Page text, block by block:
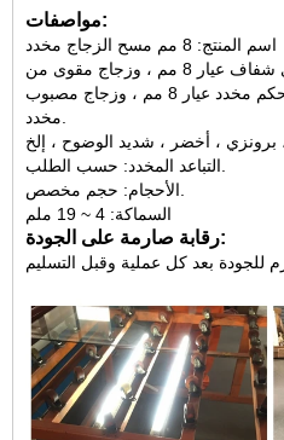
مواصفات:
اسم المنتج: 8 مم مسح الزجاج مخدد
أوصاف أخرى: زجاج مضلع مقوى شفاف عيار 8 مم ، وزجاج مقوى من
القصب مقاس 8 مم ، وزجاج محكم مخدد عيار 8 مم ، وزجاج مصبوب
السماكة: 4 ~ 19 ملم
رقابة صارمة على الجودة: